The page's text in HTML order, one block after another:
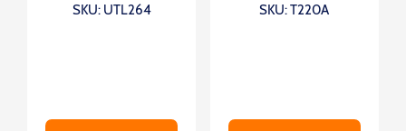
SKU: UTL264 SKU: T220A